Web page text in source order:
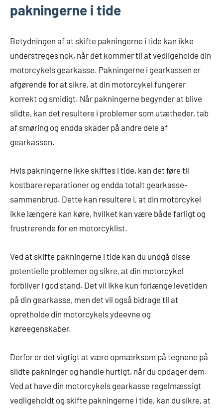
pakningerne i tide
Betydningen af at skifte pakningerne i tide kan ikke
understreges nok, når det kommer til at vedligeholde din
motorcykels gearkasse. Pakningerne i gearkassen er
afgørende for at sikre, at din motorcykel fungerer
korrekt og smidigt. Når pakningerne begynder at blive
slidte, kan det resultere i problemer som utætheder, tab
af smøring og endda skader på andre dele af
gearkassen.
Hvis pakningerne ikke skiftes i tide, kan det føre til
kostbare reparationer og endda totalt gearkasse-
sammenbrud. Dette kan resultere i, at din motorcykel
ikke længere kan køre, hvilket kan være både farligt og
frustrerende for en motorcyklist.
Ved at skifte pakningerne i tide kan du undgå disse
potentielle problemer og sikre, at din motorcykel
forbliver i god stand. Det vil ikke kun forlænge levetiden
på din gearkasse, men det vil også bidrage til at
opretholde din motorcykels ydeevne og
køreegenskaber.
Derfor er det vigtigt at være opmærksom på tegnene på
slidte pakninger og handle hurtigt, når du opdager dem.
Ved at have din motorcykels gearkasse regelmæssigt
vedligeholdt og skifte pakningerne i tide, kan du sikre, at